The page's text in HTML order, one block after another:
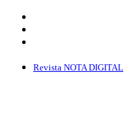
Revista NOTA DIGITAL